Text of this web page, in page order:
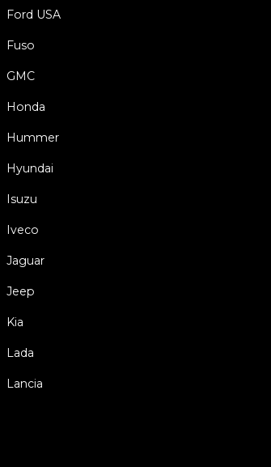
Ford USA
Fuso
GMC
Honda
Hummer
Hyundai
Isuzu
Iveco
Jaguar
Jeep
Kia
Lada
Lancia